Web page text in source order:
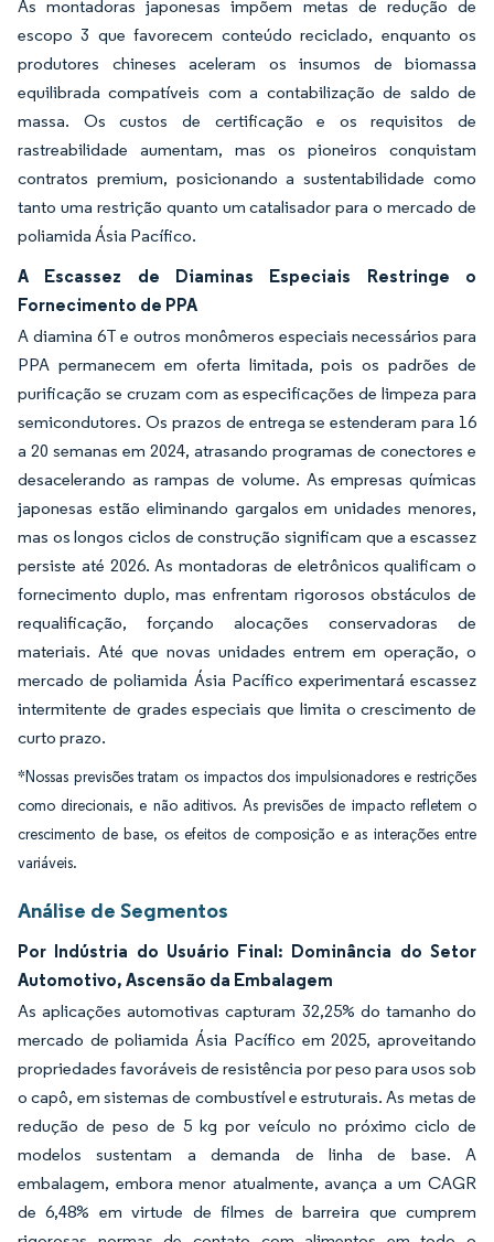
As montadoras japonesas impõem metas de redução de
escopo 3 que favorecem conteúdo reciclado, enquanto os
produtores chineses aceleram os insumos de biomassa
equilibrada compatíveis com a contabilização de saldo de
massa. Os custos de certificação e os requisitos de
rastreabilidade aumentam, mas os pioneiros conquistam
contratos premium, posicionando a sustentabilidade como
tanto uma restrição quanto um catalisador para o mercado de
poliamida Ásia Pacífico.
A Escassez de Diaminas Especiais Restringe o
Fornecimento de PPA
A diamina 6T e outros monômeros especiais necessários para
PPA permanecem em oferta limitada, pois os padrões de
purificação se cruzam com as especificações de limpeza para
semicondutores. Os prazos de entrega se estenderam para 16
a 20 semanas em 2024, atrasando programas de conectores e
desacelerando as rampas de volume. As empresas químicas
japonesas estão eliminando gargalos em unidades menores,
mas os longos ciclos de construção significam que a escassez
persiste até 2026. As montadoras de eletrônicos qualificam o
fornecimento duplo, mas enfrentam rigorosos obstáculos de
requalificação, forçando alocações conservadoras de
materiais. Até que novas unidades entrem em operação, o
mercado de poliamida Ásia Pacífico experimentará escassez
intermitente de grades especiais que limita o crescimento de
curto prazo.
*Nossas previsões tratam os impactos dos impulsionadores e restrições
como direcionais, e não aditivos. As previsões de impacto refletem o
crescimento de base, os efeitos de composição e as interações entre
variáveis.
Análise de Segmentos
Por Indústria do Usuário Final: Dominância do Setor
Automotivo, Ascensão da Embalagem
As aplicações automotivas capturam 32,25% do tamanho do
mercado de poliamida Ásia Pacífico em 2025, aproveitando
propriedades favoráveis de resistência por peso para usos sob
o capô, em sistemas de combustível e estruturais. As metas de
redução de peso de 5 kg por veículo no próximo ciclo de
modelos sustentam a demanda de linha de base. A
embalagem, embora menor atualmente, avança a um CAGR
de 6,48% em virtude de filmes de barreira que cumprem